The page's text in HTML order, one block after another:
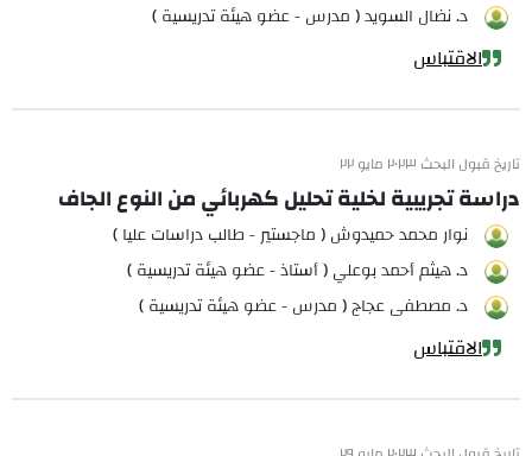
د. نضال السويد ( مدرس - عضو هيئة تدريسية )
الاقتباس
تاريخ قبول البحث ٢٠٢٣ مايو ٢٢
دراسة تجريبية لخلية تحليل كهربائي من النوع الجاف
نوار محمد حميدوش ( ماجستير - طالب دراسات عليا )
د. هيثم أحمد بوعلي ( أستاذ - عضو هيئة تدريسية )
د. مصطفى عجاج ( مدرس - عضو هيئة تدريسية )
الاقتباس